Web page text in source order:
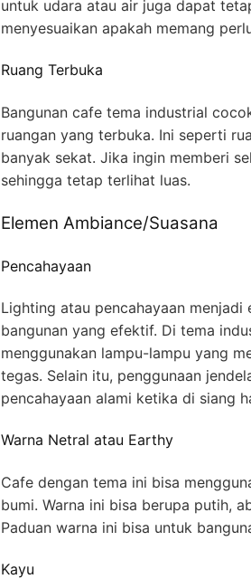
untuk udara atau air juga dapat
menyesuaikan apakah memang
Ruang Terbuka
Bangunan cafe tema industrial
ruangan yang terbuka. Ini seperti
banyak sekat. Jika ingin memberi
sehingga tetap terlihat luas.
Elemen Ambiance/Suasana
Pencahayaan
Lighting atau pencahayaan
bangunan yang efektif. Di tema
menggunakan lampu-lampu yang
tegas. Selain itu, penggunaan
pencahayaan alami ketika di siang
Warna Netral atau Earthy
Cafe dengan tema ini bisa
bumi. Warna ini bisa berupa putih,
Paduan warna ini bisa untuk
Kayu